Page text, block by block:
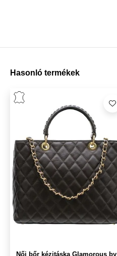
Hasonló termékek
Női bőr kézitáska Glamorous by